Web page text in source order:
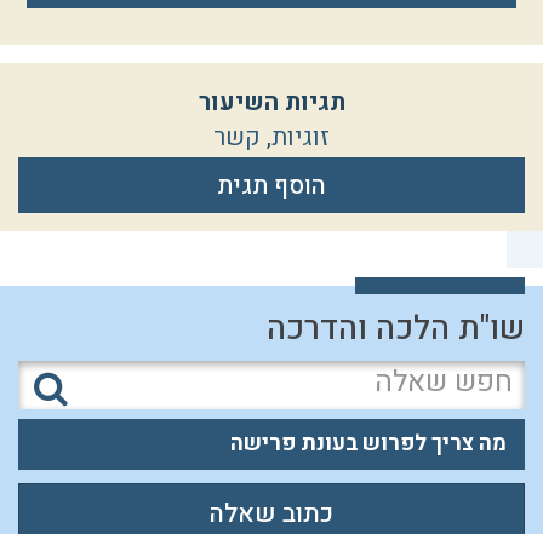
שו"ת הלכה והדרכה
מה צריך לפרוש בעונת פרישה
כתוב שאלה
תגיות השיעור
זוגיות, קשר
הוסף תגית